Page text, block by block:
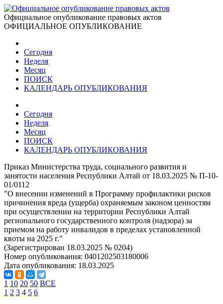
Официальное опубликование правовых актов
ОФИЦИАЛЬНОЕ ОПУБЛИКОВАНИЕ
Сегодня
Неделя
Месяц
ПОИСК
КАЛЕНДАРЬ ОПУБЛИКОВАНИЯ
Сегодня
Неделя
Месяц
ПОИСК
КАЛЕНДАРЬ ОПУБЛИКОВАНИЯ
Приказ Министерства труда, социального развития и
занятости населения Республики Алтай от 18.03.2025 № П-10-
01/0112
"О внесении изменений в Программу профилактики рисков
причинения вреда (ущерба) охраняемым законом ценностям
при осуществлении на территории Республики Алтай
регионального государственного контроля (надзора) за
приемом на работу инвалидов в пределах установленной
квоты на 2025 г."
(Зарегистрирован 18.03.2025 № 0204)
Номер опубликования: 0401202503180006
Дата опубликования: 18.03.2025
1 10 20 50 ВСЕ
1 2 3 4 5 6